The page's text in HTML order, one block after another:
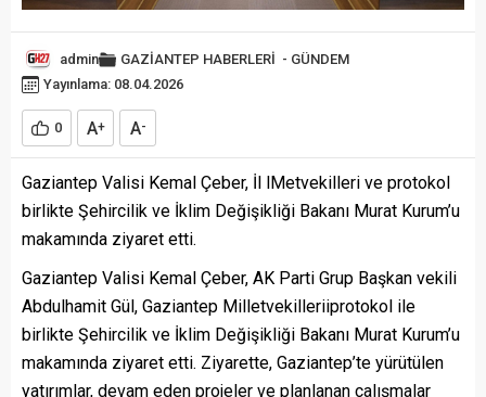
admin GAZİANTEP HABERLERİ - GÜNDEM
Yayınlama: 08.04.2026
0 A+ A-
Gaziantep Valisi Kemal Çeber, İl lMetvekilleri ve protokol
birlikte Şehircilik ve İklim Değişikliği Bakanı Murat Kurum’u
makamında ziyaret etti.
Gaziantep Valisi Kemal Çeber, AK Parti Grup Başkan vekili
Abdulhamit Gül, Gaziantep Milletvekilleriiprotokol ile
birlikte Şehircilik ve İklim Değişikliği Bakanı Murat Kurum’u
makamında ziyaret etti. Ziyarette, Gaziantep’te yürütülen
yatırımlar, devam eden projeler ve planlanan çalışmalar